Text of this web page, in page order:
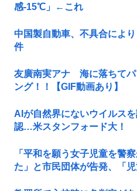
感-15℃」←これ
中国製自動車、不具合によ
件
友廣南実アナ 海に落ちてパ
ング！！【GIF動画あり】
AIが自然界にないウイルス
認…米スタンフォード大！
「平和を願う女子児童を警
た」と市民団体が告発、「